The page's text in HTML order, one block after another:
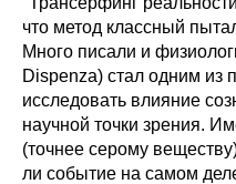
что метод классный
Много писали и
Dispenza) стал одним из
исследовать влияние
научной точки зрения.
(точнее серому
ли событие на самом